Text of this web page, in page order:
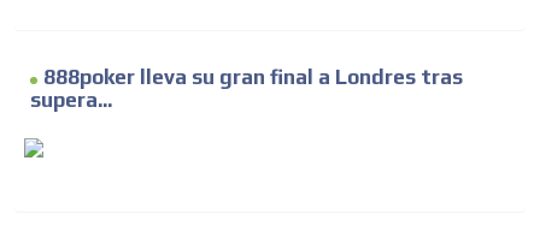
888poker lleva su gran final a Londres tras
supera...